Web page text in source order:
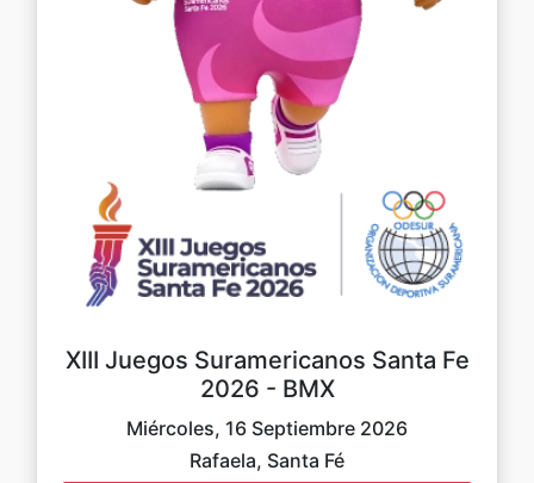
XIII Juegos Suramericanos Santa Fe
2026 - BMX
Miércoles, 16 Septiembre 2026
Rafaela, Santa Fé